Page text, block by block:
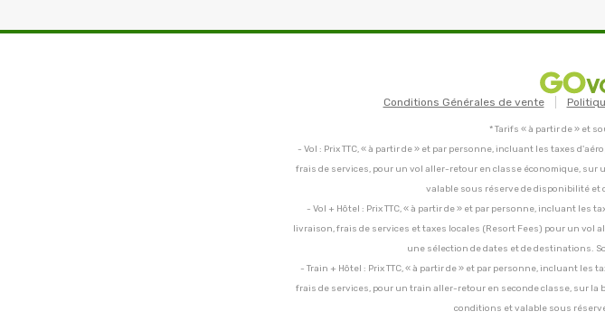
Conditions Générales de vente
* Tarifs « à partir de » et
- Vol : Prix TTC, « à partir de » et par personne, incluant les taxes
frais de services, pour un vol aller-retour en classe économique,
valable sous réserve de disponibilité et
- Vol + Hôtel : Prix TTC, « à partir de » et par personne, incluant
livraison, frais de services et taxes locales (Resort Fees) pour un vol
une sélection de dates et de destinations.
- Train + Hôtel : Prix TTC, « à partir de » et par personne, incluant
frais de services, pour un train aller-retour en seconde classe, sur la
conditions et valable sous